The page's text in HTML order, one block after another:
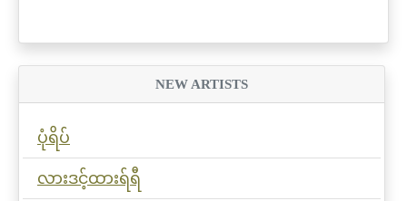
NEW ARTISTS
ပုံရိပ်
လားဒင့်ထားရ်ရီ